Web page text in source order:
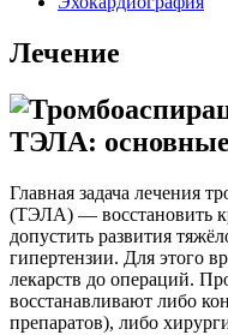
Лечение
ТЭЛА:
Главная задача лечения
(ТЭЛА) — восстановить
допустить развития
гипертензии. Для этого
лекарств до операций.
восстанавливают либо
препаратов), либо